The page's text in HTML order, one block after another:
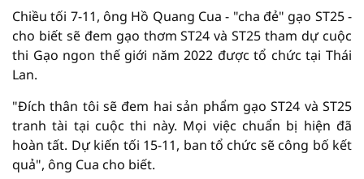
Chiều tối 7-11, ông Hồ Quang Cua - "cha đẻ" gạo ST25 -
cho biết sẽ đem gạo thơm ST24 và ST25 tham dự cuộc
thi Gạo ngon thế giới năm 2022 được tổ chức tại Thái
Lan.
"Đích thân tôi sẽ đem hai sản phẩm gạo ST24 và ST25
tranh tài tại cuộc thi này. Mọi việc chuẩn bị hiện đã
hoàn tất. Dự kiến tối 15-11, ban tổ chức sẽ công bố kết
quả", ông Cua cho biết.